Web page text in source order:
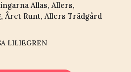
Allas, Allers,
Året Runt, Allers Trädgård
LILIEGREN